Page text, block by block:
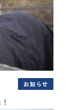
お知らせ